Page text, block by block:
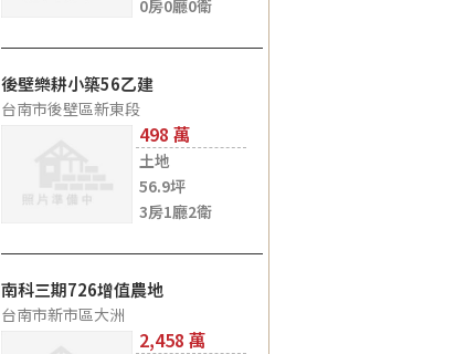
0房0廳0衛
後壁樂耕小築56乙建
台南市後壁區新東段
498
土地
56.9坪
3房1廳2衛
南科三期726增值農地
台南市新市區大洲
2,458